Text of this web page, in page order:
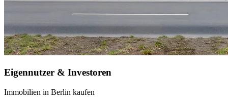
Eigennutzer & Investoren
Immobilien in Berlin kaufen